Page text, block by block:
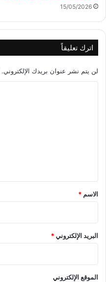
15/05/2026
اترك تعليقاً
لن يتم نشر عنوان بريدك الإلكتروني.
*
الاسم *
البريد الإلكتروني*
الموقع الإلكتروني